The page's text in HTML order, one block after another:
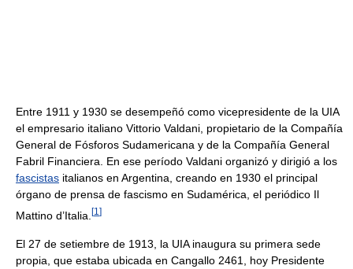
Entre 1911 y 1930 se desempeñó como vicepresidente de la UIA
el empresario italiano Vittorio Valdani, propietario de la Compañía
General de Fósforos Sudamericana y de la Compañía General
Fabril Financiera. En ese período Valdani organizó y dirigió a los
fascistas italianos en Argentina, creando en 1930 el principal
órgano de prensa de fascismo en Sudamérica, el periódico Il
Mattino d’Italia. [1 ]
El 27 de setiembre de 1913, la UIA inaugura su primera sede
propia, que estaba ubicada en Cangallo 2461, hoy Presidente